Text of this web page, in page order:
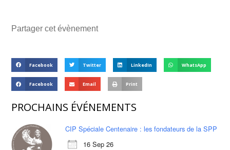
Partager cet évènement
Facebook Twitter LinkedIn WhatsApp
Facebook Email Print
PROCHAINS ÉVÉNEMENTS
CIP Spéciale Centenaire : les fondateurs de la SPP
16 Sep 26